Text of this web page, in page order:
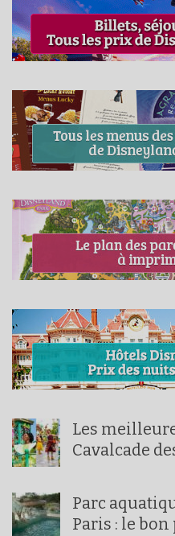
Les
Cavalcade
Parc
Paris : le bon